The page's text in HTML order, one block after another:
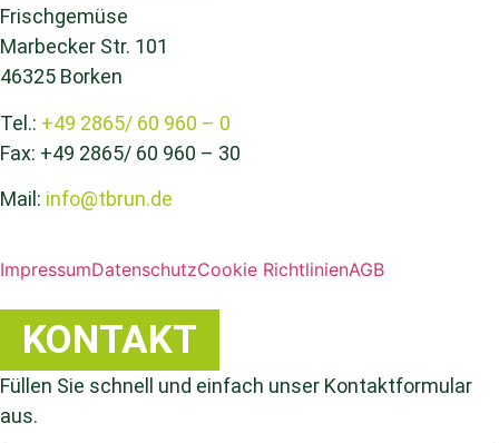
Frischgemüse
Marbecker Str. 101
46325 Borken
Tel.: +49 2865/ 60 960 – 0
Fax: +49 2865/ 60 960 – 30
Mail: info@tbrun.de
ImpressumDatenschutzCookie RichtlinienAGB
KONTAKT
Füllen Sie schnell und einfach unser Kontaktformular
aus.